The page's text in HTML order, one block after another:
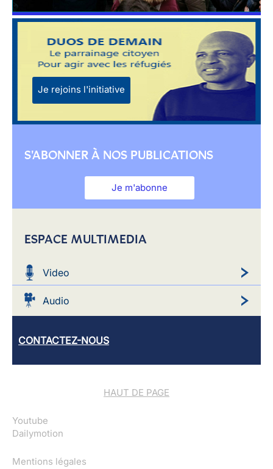
Je rejoins l'initiative
S'ABONNER À NOS PUBLICATIONS
Je m'abonne
ESPACE MULTIMEDIA
Video
Audio
CONTACTEZ-NOUS
HAUT DE PAGE
Youtube
Dailymotion
Mentions légales